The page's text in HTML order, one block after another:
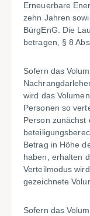
Erneuerbare
zehn Jahren
BürgEnG. Die
betragen, § 8
Sofern das
wird das
Personen so
Person zunächst
Betrag in Höhe
haben, erhalten
Verteilmodus
gezeichnete
Sofern das